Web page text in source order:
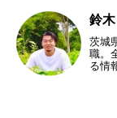
鈴
茨城
職。
る情